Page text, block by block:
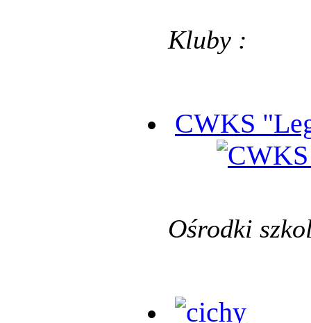
Kluby :
CWKS
Ośrodki